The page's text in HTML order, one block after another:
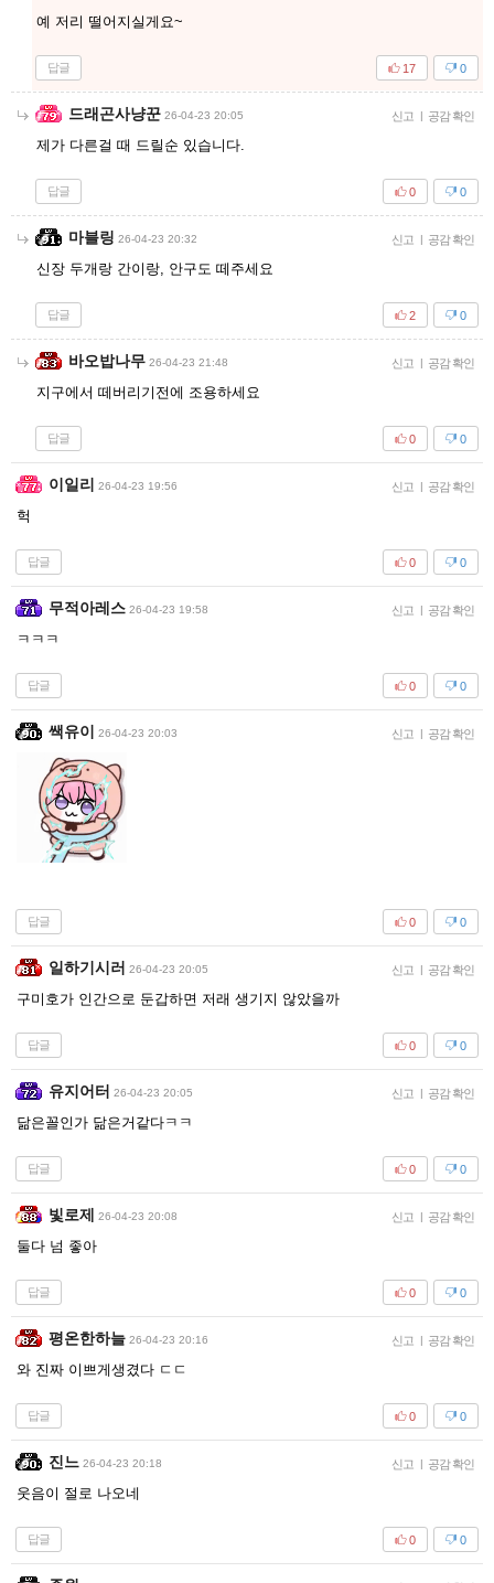
예 저리 떨어지실게요~
답글 0
17
드래곤사냥꾼 26-04-23 20:05 신고 | 공감 확인
제가 다른걸 때 드릴순 있습니다.
답글 0
0
마블링 26-04-23 20:32 신고 | 공감 확인
신장 두개랑 간이랑, 안구도 떼주세요
답글 0
2
바오밥나무 26-04-23 21:48 신고 | 공감 확인
지구에서 떼버리기전에 조용하세요
답글 0
0
이일리 26-04-23 19:56 신고 | 공감 확인
헉
답글 0
0
무적아레스 26-04-23 19:58 신고 | 공감 확인
ㅋㅋㅋ
답글 0
0
쌕유이 26-04-23 20:03 신고 | 공감 확인
답글 0
0
일하기시러 26-04-23 20:05 신고 | 공감 확인
구미호가 인간으로 둔갑하면 저래 생기지 않았을까
답글 0
0
유지어터 26-04-23 20:05 신고 | 공감 확인
닮은꼴인가 닮은거같다ㅋㅋ
답글 0
0
빛로제 26-04-23 20:08 신고 | 공감 확인
둘다 넘 좋아
답글 0
0
평온한하늘 26-04-23 20:16 신고 | 공감 확인
와 진짜 이쁘게생겼다 ㄷㄷ
답글 0
0
진느 26-04-23 20:18 신고 | 공감 확인
웃음이 절로 나오네
답글 0
0